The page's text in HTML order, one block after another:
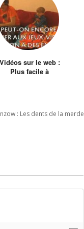
Vidéos sur le web :
Plus facile à
: Les dents de la merde